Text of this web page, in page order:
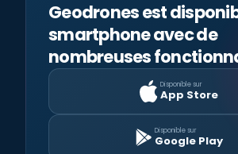
Geodrones est
smartphone avec de
nombreuses
Disponible sur
App Store
Disponible sur
Google Play